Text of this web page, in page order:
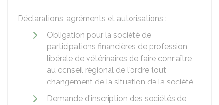
Déclarations, agréments et autorisations :
Obligation pour la société de
participations financières de profession
libérale de vétérinaires de faire connaître
au conseil régional de l'ordre tout
changement de la situation de la société
Demande d'inscription des sociétés de